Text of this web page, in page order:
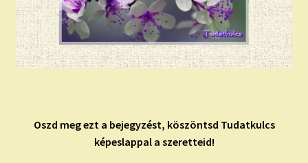
Oszd meg ezt a bejegyzést, köszöntsd Tudatkulcs
képeslappal a szeretteid!